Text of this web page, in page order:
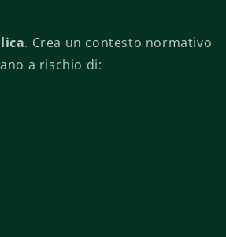
. Crea un contesto normativo
a rischio di: